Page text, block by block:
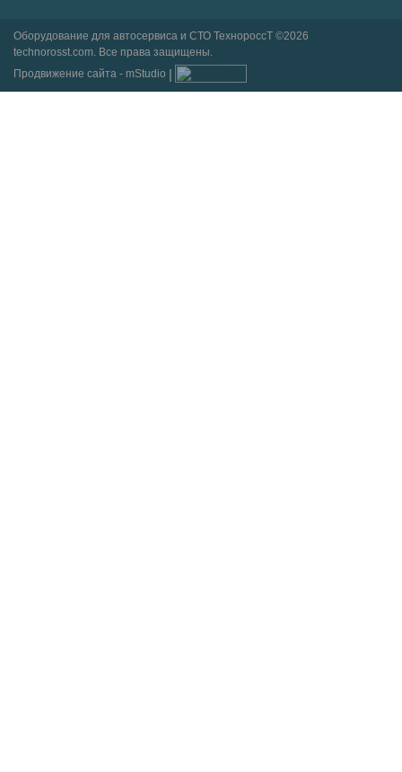
Оборудование для автосервиса и СТО ТехнороссТ ©2026
technorosst.com. Все права защищены.
Продвижение сайта - mStudio